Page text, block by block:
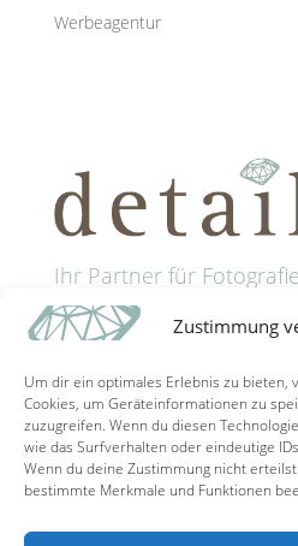
Zustimmung
Um dir ein optimales Erlebnis zu bieten,
Cookies, um Geräteinformationen zu
zuzugreifen. Wenn du diesen
wie das Surfverhalten oder eindeutige
Wenn du deine Zustimmung nicht
bestimmte Merkmale und Funktionen
Werbeagentur
Ihr Partner für
in Passau
Anschrift: Grünaustrasse 9 •
Mail: info@detail-schaller.de